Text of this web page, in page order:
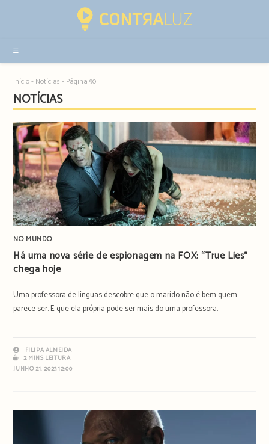
sidebar
Início- Notícias - Página 90
NOTÍCIAS
NO MUNDO
Há uma nova série de espionagem na FOX: “True Lies”
chega hoje
Uma professora de línguas descobre que o marido não é bem quem
parece ser. E que ela própria pode ser mais do uma professora.
FILIPA ALMEIDA
2 MINS LEITURA
JUNHO 21, 2023 12:00